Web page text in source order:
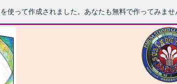
を使って作成されました。あなたも無料で作ってみませ